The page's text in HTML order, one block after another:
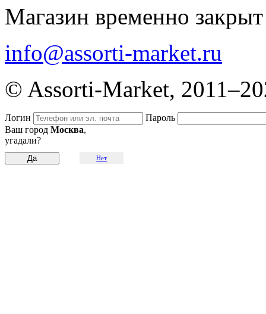
Магазин временно закрыт
info@assorti-market.ru
© Assorti-Market,
Логин
Пароль
Ваш город Москва,
угадали?
Нет